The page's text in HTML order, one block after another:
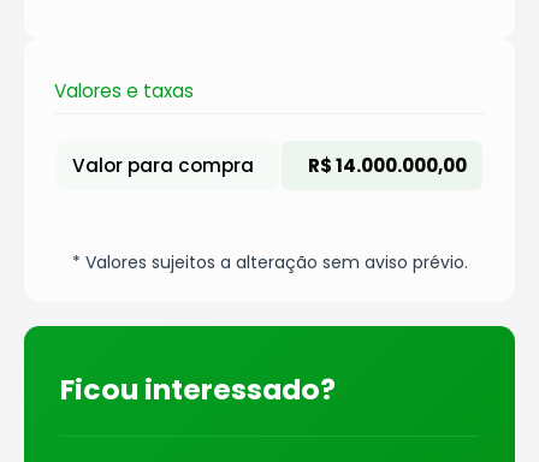
Valores e taxas
Valor para compra R$ 14.000.000,00
* Valores sujeitos a alteração sem aviso prévio.
Ficou interessado?